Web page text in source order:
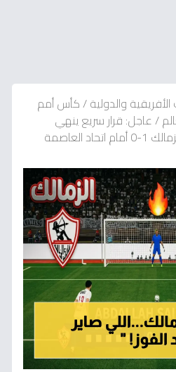
والدولية/كأس أمم
/عاجل: قرار سريع ينهي
الجدل.. ماذا يحدث إذا فاز الزمالك 1-0 أمام اتحاد العاصمة